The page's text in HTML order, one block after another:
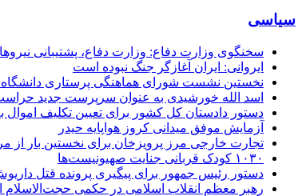
سیاسی
سخنگوی وزارت دفاع: وزارت دفاع، پشتیبانی
ایروانی: ایران آغازگر جنگ نبوده است
نخستین نشست شورای هماهنگی پرستاری دانشگاه
اسد الله خورشیدی به عنوان سرپرست جدید
دستور دادستان کل کشور برای تعیین تکلیف اموال
آزمایش موفق میدانی کروز هواپایه حیدر
تجارت خارجی مرز پرویزخان برای نخستین بار از
۱۰۳۰ کودک قربانی جنایت صهیونیست‌ها
دستور رئیس جمهور برای پیگیری پرونده قتل
رهبر معظم انقلاب اسلامی در حکمی